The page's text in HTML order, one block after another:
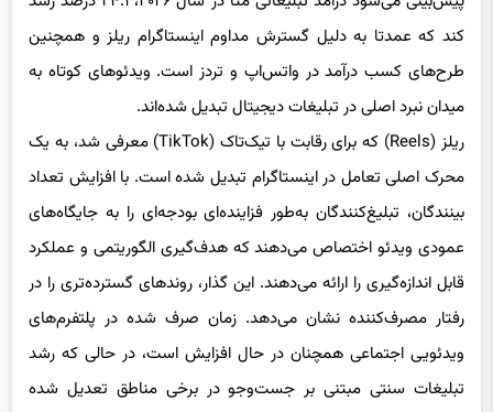
طرح‌های کسب درآمد در واتس‌اپ و تردز است. ویدئوهای کوتاه به
میدان نبرد اصلی در تبلیغات دیجیتال تبدیل شده‌اند.
ریلز (Reels) که برای رقابت با تیک‌تاک (TikTok) معرفی شد، به یک
محرک اصلی تعامل در اینستاگرام تبدیل شده است. با افزایش تعداد
بینندگان، تبلیغ‌کنندگان به‌طور فزاینده‌ای بودجه‌ای را به جایگاه‌های
عمودی ویدئو اختصاص می‌دهند که هدف‌گیری الگوریتمی و عملکرد
قابل اندازه‌گیری را ارائه می‌دهند. این گذار، روندهای گسترده‌تری را در
رفتار مصرف‌کننده نشان می‌دهد. زمان صرف شده در پلتفرم‌های
ویدئویی اجتماعی همچنان در حال افزایش است، در حالی‌ که رشد
تبلیغات سنتی مبتنی بر جست‌وجو در برخی مناطق تعدیل شده
است. توانایی متا در درج یکپارچه تبلیغات در فیدهای ویدئویی در